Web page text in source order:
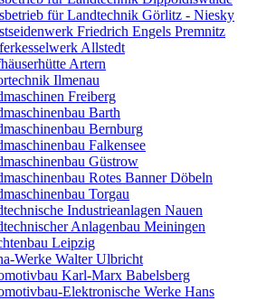
für Landtechnik Görlitz - Niesky
Friedrich Engels Premnitz
Allstedt
Artern
Ilmenau
Freiberg
Barth
Bernburg
Falkensee
Güstrow
Rotes Banner Döbeln
Torgau
Industrieanlagen Nauen
Anlagenbau Meiningen
Leipzig
Werke Walter Ulbricht
Karl-Marx Babelsberg
Elektronische Werke Hans